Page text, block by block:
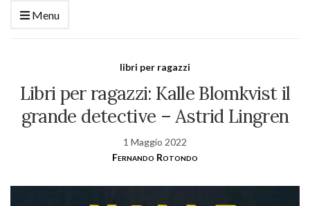
Menu
libri per ragazzi
Libri per ragazzi: Kalle Blomkvist il
grande detective – Astrid Lingren
1 Maggio 2022
Fernando Rotondo